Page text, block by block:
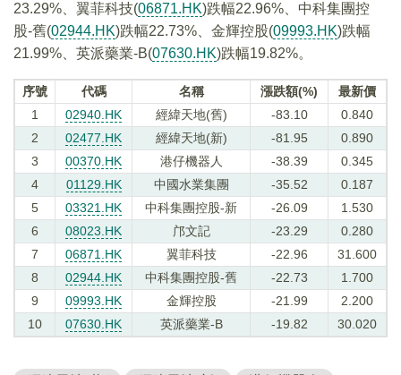
23.29%、翼菲科技(06871.HK)跌幅22.96%、中科集團控
股-舊(02944.HK)跌幅22.73%、金輝控股(09993.HK)跌幅
21.99%、英派藥業-B(07630.HK)跌幅19.82%。
序號 代碼 名稱 漲跌額(%)
最新價
1
02940.HK 經緯天地(舊) -83.10
0.840
2
02477.HK 經緯天地(新) -81.95
0.890
3
00370.HK 港仔機器人 -38.39
0.345
4
01129.HK 中國水業集團 -35.52
0.187
5
03321.HK 中科集團控股-新 -26.09
1.530
6
08023.HK 邝文記 -23.29
0.280
7
06871.HK 翼菲科技 -22.96
31.600
8
02944.HK 中科集團控股-舊 -22.73
1.700
9
09993.HK 金輝控股 -21.99
2.200
10
07630.HK 英派藥業-B -19.82 30.020